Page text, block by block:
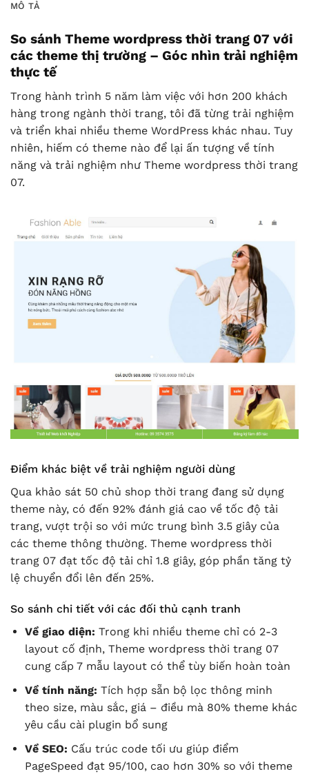
MÔ TẢ
So sánh Theme wordpress thời trang 07 với
các theme thị trường – Góc nhìn trải nghiệm
thực tế
Trong hành trình 5 năm làm việc với hơn 200 khách
hàng trong ngành thời trang, tôi đã từng trải nghiệm
và triển khai nhiều theme WordPress khác nhau. Tuy
nhiên, hiếm có theme nào để lại ấn tượng về tính
năng và trải nghiệm như Theme wordpress thời trang
07.
Điểm khác biệt về trải nghiệm người dùng
Qua khảo sát 50 chủ shop thời trang đang sử dụng
theme này, có đến 92% đánh giá cao về tốc độ tải
trang, vượt trội so với mức trung bình 3.5 giây của
các theme thông thường. Theme wordpress thời
trang 07 đạt tốc độ tải chỉ 1.8 giây, góp phần tăng tỷ
lệ chuyển đổi lên đến 25%.
So sánh chi tiết với các đối thủ cạnh tranh
Về giao diện: Trong khi nhiều theme chỉ có 2-3
layout cố định, Theme wordpress thời trang 07
cung cấp 7 mẫu layout có thể tùy biến hoàn toàn
Về tính năng: Tích hợp sẵn bộ lọc thông minh
theo size, màu sắc, giá – điều mà 80% theme khác
yêu cầu cài plugin bổ sung
Về SEO: Cấu trúc code tối ưu giúp điểm
PageSpeed đạt 95/100, cao hơn 30% so với theme